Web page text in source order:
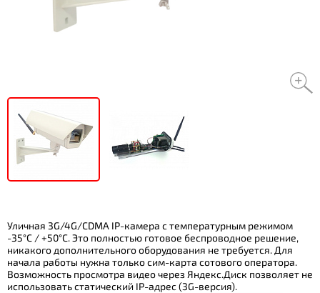
Уличная 3G/4G/CDMA IP-камера с температурным режимом
-35°С / +50°С. Это полностью готовое беспроводное решение,
никакого дополнительного оборудования не требуется. Для
начала работы нужна только сим-карта сотового оператора.
Возможность просмотра видео через Яндекс.Диск позволяет не
использовать статический IP-адрес (3G-версия).